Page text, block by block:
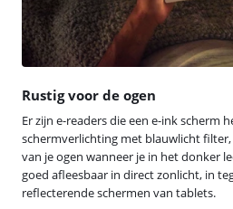
Rustig voor de ogen
Er zijn e-readers die een e-ink scherm
schermverlichting met blauwlicht
van je ogen wanneer je in het donker
goed afleesbaar in direct zonlicht, in
reflecterende schermen van tablets.